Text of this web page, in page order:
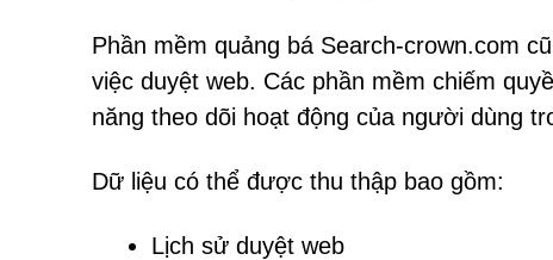
Phần mềm quảng bá Search-crown.com
việc duyệt web. Các phần mềm chiếm
năng theo dõi hoạt động của người dùng
Dữ liệu có thể được thu thập bao gồm:
Lịch sử duyệt web